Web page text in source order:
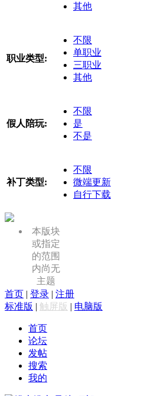
其他
职业类型:
不限
单职业
三职业
其他
假人陪玩:
不限
是
不是
补丁类型:
不限
微端更新
自行下载
本版块
或指定
的范围
内尚无
主题
首页 | 登录 | 注册
标准版 | 触屏版 | 电脑版
首页
论坛
发帖
搜索
我的